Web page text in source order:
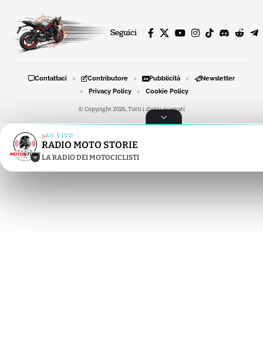
Seguici
© Copyright 2026, Tutti i diritti riservati
Contattaci Contributore Pubblicità
Newsletter
Privacy Policy
Cookie Policy
AO VIVO
RADIO MOTO STORIE
LA RADIO DEI MOTOCICLISTI